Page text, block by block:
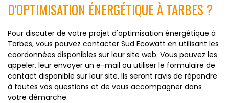
D'OPTIMISATION ÉNERGÉTIQUE À TARBES ?
Pour discuter de votre projet d'optimisation énergétique à
Tarbes, vous pouvez contacter Sud Ecowatt en utilisant les
coordonnées disponibles sur leur site web. Vous pouvez les
appeler, leur envoyer un e-mail ou utiliser le formulaire de
contact disponible sur leur site. Ils seront ravis de répondre
à toutes vos questions et de vous accompagner dans
votre démarche.